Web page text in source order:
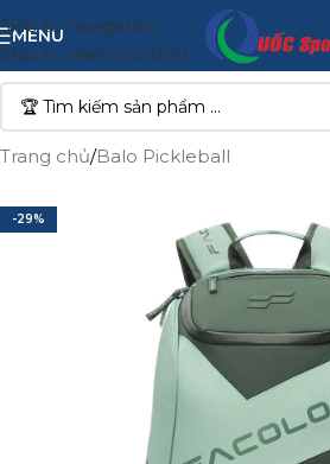
Skip to navigation
Skip to main content
MENU
Trang chủ/Balo Pickleball
-29%